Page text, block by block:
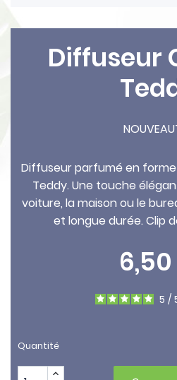
Diffuseur
Diffuseur parfumé en
Teddy. Une touche
voiture, la maison ou le
et longue durée. Clip
5 /
Quantité